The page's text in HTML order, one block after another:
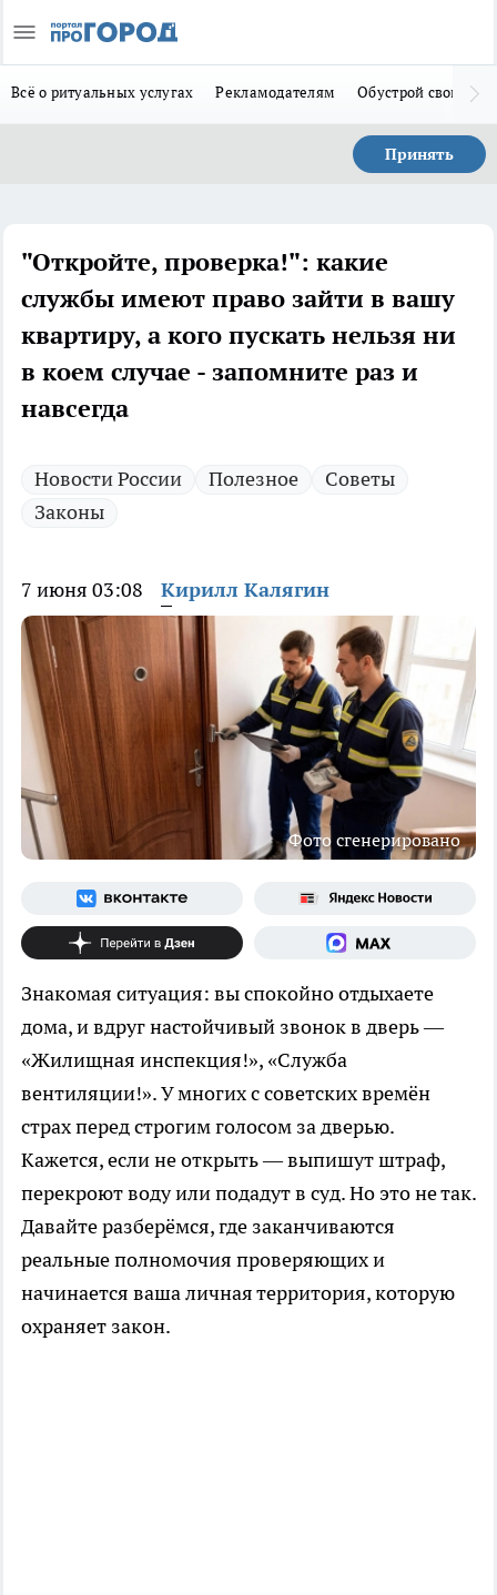
Всё о ритуальных услугах Рекламодателям Обустрой свой дом
Принять
"Откройте, проверка!": какие
службы имеют право зайти в вашу
квартиру, а кого пускать нельзя ни
в коем случае - запомните раз и
навсегда
Новости России Полезное
Советы
Законы
7 июня 03:08 Кирилл Калягин
Фото сгенерировано
Знакомая ситуация: вы спокойно отдыхаете
дома, и вдруг настойчивый звонок в дверь —
«Жилищная инспекция!», «Служба
вентиляции!». У многих с советских времён
страх перед строгим голосом за дверью.
Кажется, если не открыть — выпишут штраф,
перекроют воду или подадут в суд. Но это не так.
Давайте разберёмся, где заканчиваются
реальные полномочия проверяющих и
начинается ваша личная территория, которую
охраняет закон.